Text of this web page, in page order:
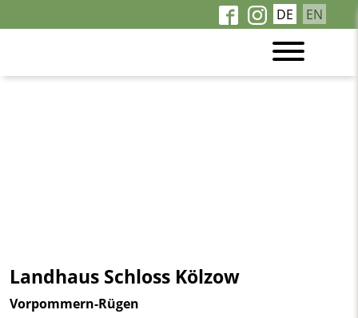
DE EN
Landhaus Schloss Kölzow
Vorpommern-Rügen